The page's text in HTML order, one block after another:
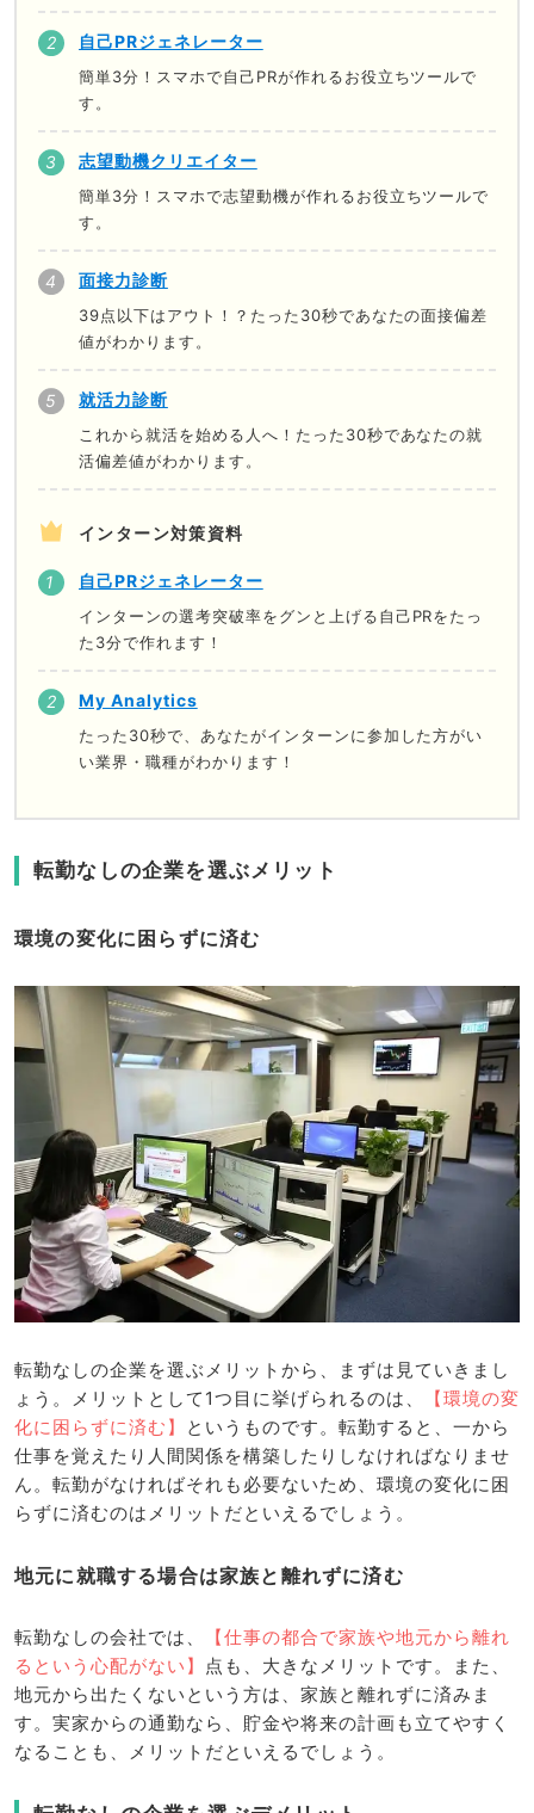
自己PRジェネレーター
簡単3分！スマホで自己PRが作れるお役立ちツールで
す。
志望動機クリエイター
簡単3分！スマホで志望動機が作れるお役立ちツールで
す。
面接力診断
39点以下はアウト！？たった30秒であなたの面接偏差
値がわかります。
就活力診断
これから就活を始める人へ！たった30秒であなたの就
活偏差値がわかります。
インターン対策資料
自己PRジェネレーター
インターンの選考突破率をグンと上げる自己PRをたっ
た3分で作れます！
My Analytics
たった30秒で、あなたがインターンに参加した方がい
い業界・職種がわかります！
転勤なしの企業を選ぶメリット
環境の変化に困らずに済む
転勤なしの企業を選ぶメリットから、まずは見ていきまし
ょう。メリットとして1つ目に挙げられるのは、
【環境の変
化に困らずに済む】
というものです。転勤すると、一から
仕事を覚えたり人間関係を構築したりしなければなりませ
ん。転勤がなければそれも必要ないため、環境の変化に困
らずに済むのはメリットだといえるでしょう。
地元に就職する場合は家族と離れずに済む
転勤なしの会社では、
【仕事の都合で家族や地元から離れ
るという心配がない】
点も、大きなメリットです。また、
地元から出たくないという方は、家族と離れずに済みま
す。実家からの通勤なら、貯金や将来の計画も立てやすく
なることも、メリットだといえるでしょう。